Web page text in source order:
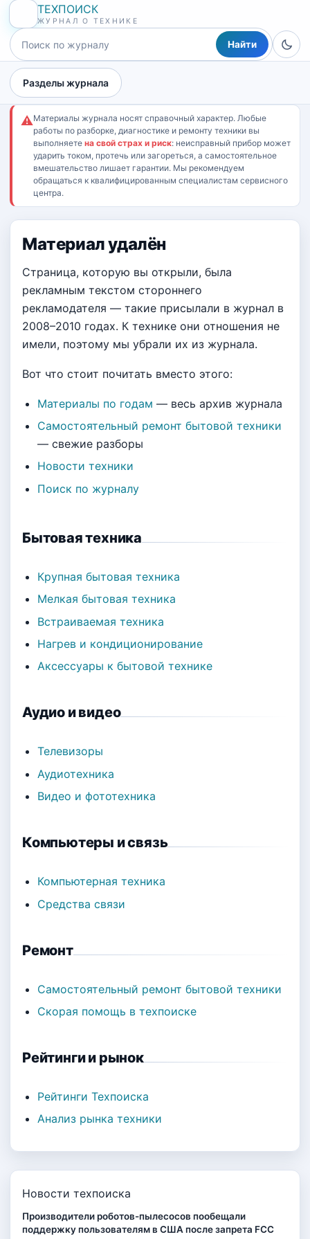
ТЕХПОИСК
ЖУРНАЛ О ТЕХНИКЕ
Найти
Разделы журнала
⚠Материалы журнала носят справочный характер. Любые
работы по разборке, диагностике и ремонту техники вы
выполняете на свой страх и риск: неисправный прибор может
ударить током, протечь или загореться, а самостоятельное
вмешательство лишает гарантии. Мы рекомендуем
обращаться к квалифицированным специалистам сервисного
центра.
Материал удалён
Страница, которую вы открыли, была
рекламным текстом стороннего
рекламодателя — такие присылали в журнал в
2008–2010 годах. К технике они отношения не
имели, поэтому мы убрали их из журнала.
Вот что стоит почитать вместо этого:
Материалы по годам — весь архив журнала
Самостоятельный ремонт бытовой техники
— свежие разборы
Новости техники
Поиск по журналу
Бытовая техника
Крупная бытовая техника
Мелкая бытовая техника
Встраиваемая техника
Нагрев и кондиционирование
Аксессуары к бытовой технике
Аудио и видео
Телевизоры
Аудиотехника
Видео и фототехника
Компьютеры и связь
Компьютерная техника
Средства связи
Ремонт
Самостоятельный ремонт бытовой техники
Скорая помощь в техпоиске
Рейтинги и рынок
Рейтинги Техпоиска
Анализ рынка техники
Новости техпоиска
Производители роботов-пылесосов пообещали
поддержку пользователям в США после запрета FCC